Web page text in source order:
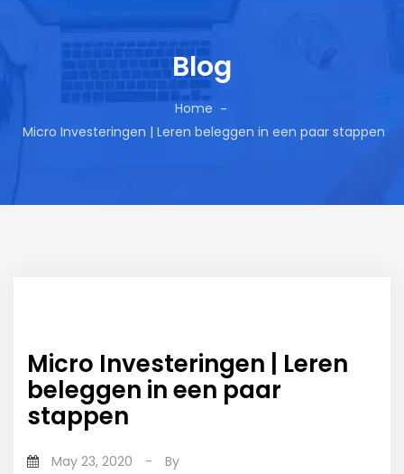
Blog
Home
Micro Investeringen | Leren beleggen in een paar stappen
Micro Investeringen | Leren
beleggen in een paar
stappen
May 23, 2020 - By